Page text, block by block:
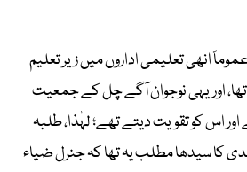
انھی تعلیمی اداروں میں زیر تعلیم
تھا، اوریہی نوجوان آگے چل کے جمعیت
اس کو تقویت دیتے تھے؛ لہٰذا، طلبہ
کا سیدھا مطلب یہ تھا کہ جنرل ضیاء